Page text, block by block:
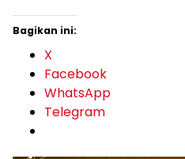
Bagikan ini:
X
Facebook
WhatsApp
Telegram